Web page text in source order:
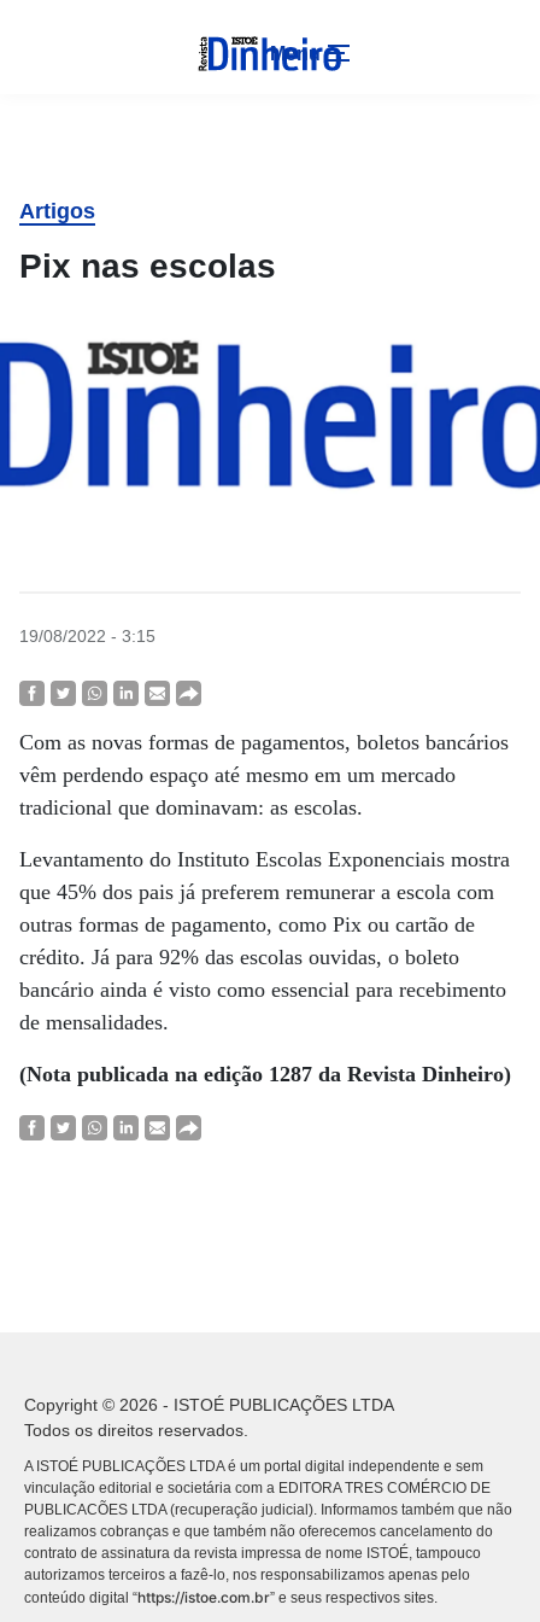
Menu
Artigos
Pix nas escolas
19/08/2022 - 3:15
Com as novas formas de pagamentos, boletos bancários
vêm perdendo espaço até mesmo em um mercado
tradicional que dominavam: as escolas.
Levantamento do Instituto Escolas Exponenciais mostra
que 45% dos pais já preferem remunerar a escola com
outras formas de pagamento, como Pix ou cartão de
crédito. Já para 92% das escolas ouvidas, o boleto
bancário ainda é visto como essencial para recebimento
de mensalidades.
(Nota publicada na edição 1287 da Revista Dinheiro)
Copyright © 2026 - ISTOÉ PUBLICAÇÕES LTDA
Todos os direitos reservados.
A ISTOÉ PUBLICAÇÕES LTDA é um portal digital independente e sem
vinculação editorial e societária com a EDITORA TRES COMÉRCIO DE
PUBLICACÕES LTDA (recuperação judicial). Informamos também que não
realizamos cobranças e que também não oferecemos cancelamento do
contrato de assinatura da revista impressa de nome ISTOÉ, tampouco
autorizamos terceiros a fazê-lo, nos responsabilizamos apenas pelo
conteúdo digital “https://istoe.com.br” e seus respectivos sites.